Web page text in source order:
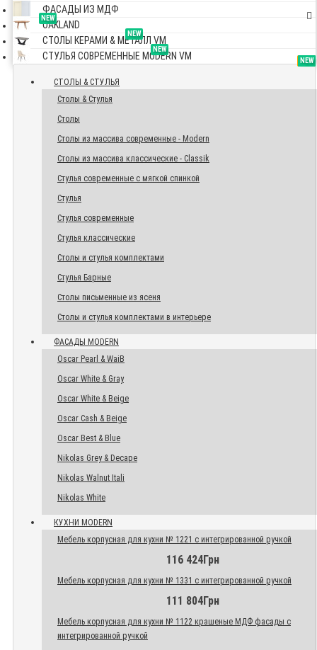
ФАСАДЫ ИЗ МДФ
NEW
OAKLAND
NEW
СТОЛЫ КЕРАМИ & МЕТАЛЛ VM
NEW
СТУЛЬЯ СОВРЕМЕННЫЕ MODERN VM TOP
СТОЛЫ & СТУЛЬЯ
Столы & Стулья
Столы
Столы из массива современные - Modern
Столы из массива классические - Classik
Стулья современные с мягкой спинкой
Стулья
Стулья современные
Стулья классические
Столы и стулья комплектами
Стулья Барные
Столы письменные из ясеня
Столы и стулья комплектами в интерьере
NEW
ФАСАДЫ MODERN
Oscar Pearl & WaiB
Oscar White & Gray
Oscar White & Beige
Oscar Cash & Beige
Oscar Best & Blue
Nikolas Grey & Decape
Nikolas Walnut Itali
Nikolas White
NEW
КУХНИ MODERN
Мебель корпусная для кухни № 1221 с интегрированной ручкой
116 424Грн
Мебель корпусная для кухни № 1331 с интегрированной ручкой
111 804Грн
Мебель корпусная для кухни № 1122 крашеные МДФ фасады с
интегрированной ручкой
NEW